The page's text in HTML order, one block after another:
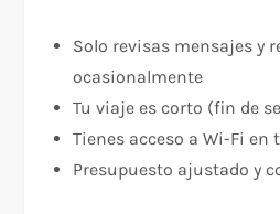
Solo revisas mensajes y
ocasionalmente​
Tu viaje es corto (fin de
Tienes acceso a Wi-Fi
Presupuesto ajustado y